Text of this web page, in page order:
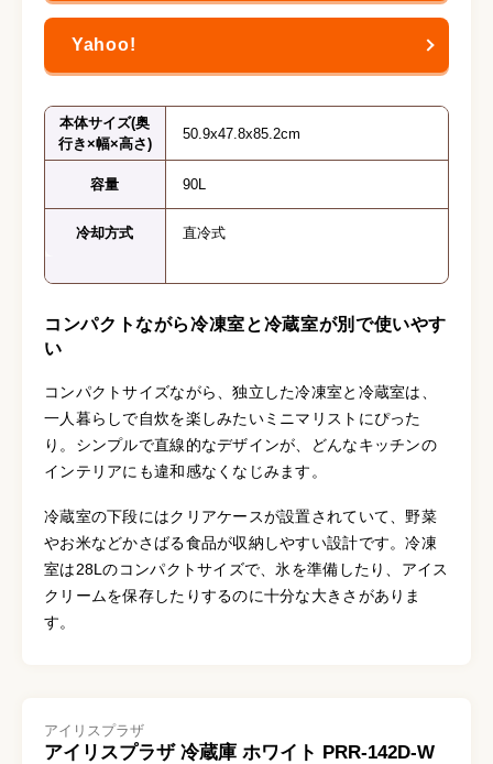
本体サイズ(奥
行き×幅×高さ)
50.9x47.8x85.2cm
容量 90L
冷却方式 直冷式
コンパクトながら冷凍室と冷蔵室が別で使いやす
い
コンパクトサイズながら、独立した冷凍室と冷蔵室は、
一人暮らしで自炊を楽しみたいミニマリストにぴった
り。シンプルで直線的なデザインが、どんなキッチンの
インテリアにも違和感なくなじみます。
冷蔵室の下段にはクリアケースが設置されていて、野菜
やお米などかさばる食品が収納しやすい設計です。冷凍
室は28Lのコンパクトサイズで、氷を準備したり、アイス
クリームを保存したりするのに十分な大きさがありま
す。
アイリスプラザ
アイリスプラザ 冷蔵庫 ホワイト PRR-142D-W